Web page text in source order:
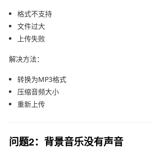
格式不支持
文件过大
上传失败
解决方法：
转换为MP3格式
压缩音频大小
重新上传
问题2：背景音乐没有声音